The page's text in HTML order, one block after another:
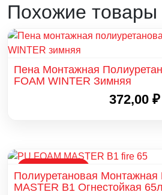
Похожие товары
Пена Монтажная
FOAM WINTER Зимняя
372,00 ₽
Полиуретановая Монтажная
MASTER B1 Огнестойкая 65л